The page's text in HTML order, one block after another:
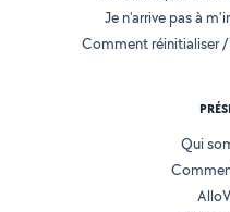
Je n'arrive pas à
Comment réinitialiser
Qui